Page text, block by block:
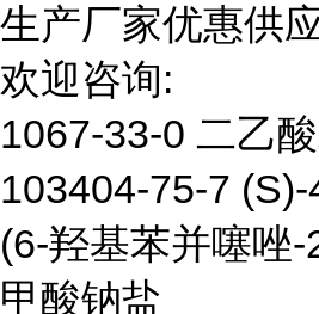
生产厂家优惠供
欢迎咨询:
1067-33-0 二乙
103404-75-7
(6-羟基苯并噻唑
甲酸钠盐